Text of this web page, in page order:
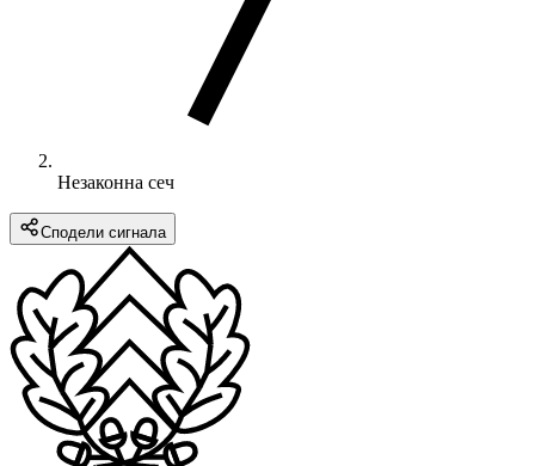
Незаконна сеч
Сподели сигнала